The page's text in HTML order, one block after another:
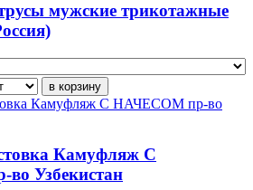
мужские трикотажные
Камуфляж С
Узбекистан